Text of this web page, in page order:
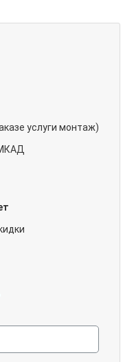
услуги монтаж)